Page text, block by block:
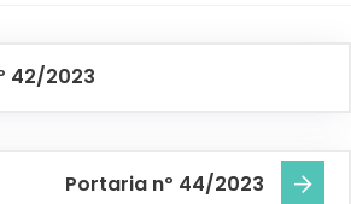
42/2023
Portaria nº 44/2023